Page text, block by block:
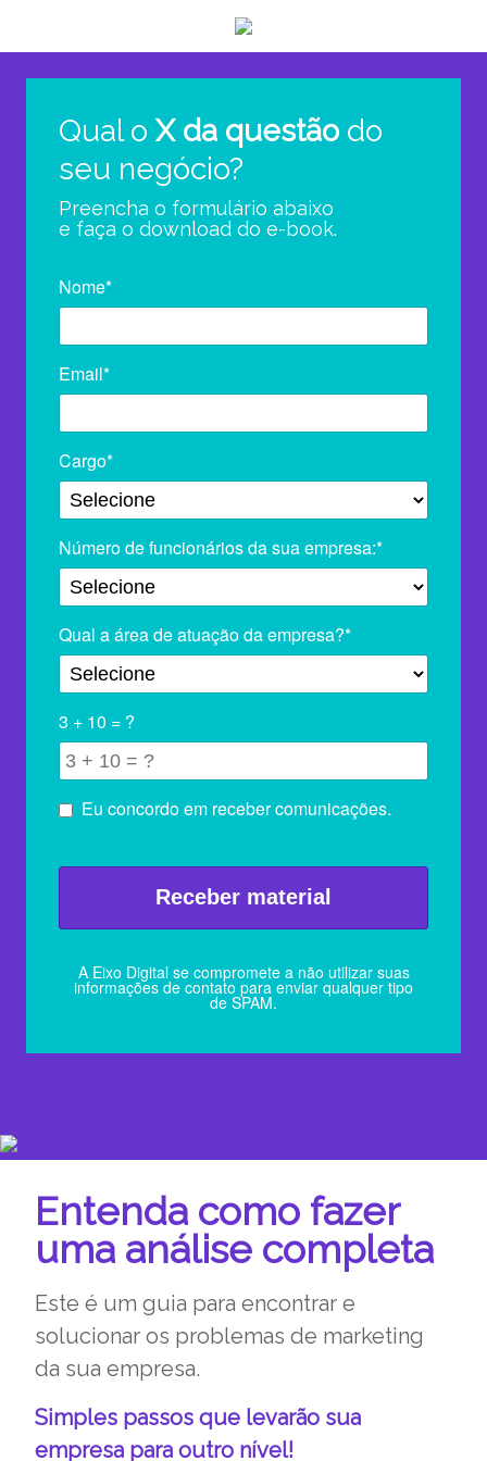
Qual o X da questãodo
seu negócio?
Preencha o formulário abaixo
e faça o download do e-book.
Nome*
Email*
Cargo*
Número de funcionários da sua empresa:*
Qual a área de atuação da empresa?*
3 + 10 = ?
Eu concordo em receber comunicações.
A Eixo Digital se compromete a não utilizar suas
informações de contato para enviar qualquer tipo
de SPAM.
Entenda como fazer
uma análise completa
Este é um guia para encontrar e
solucionar os problemas de marketing
da sua empresa.
Simples passos que levarão sua
empresa para outro nível!